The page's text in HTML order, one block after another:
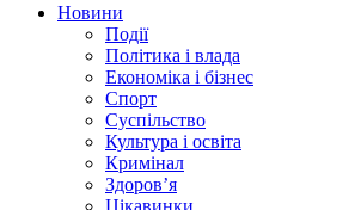
Новини
Події
Політика і влада
Економіка і бізнес
Спорт
Суспільство
Культура і освіта
Кримінал
Здоров’я
Цікавинки